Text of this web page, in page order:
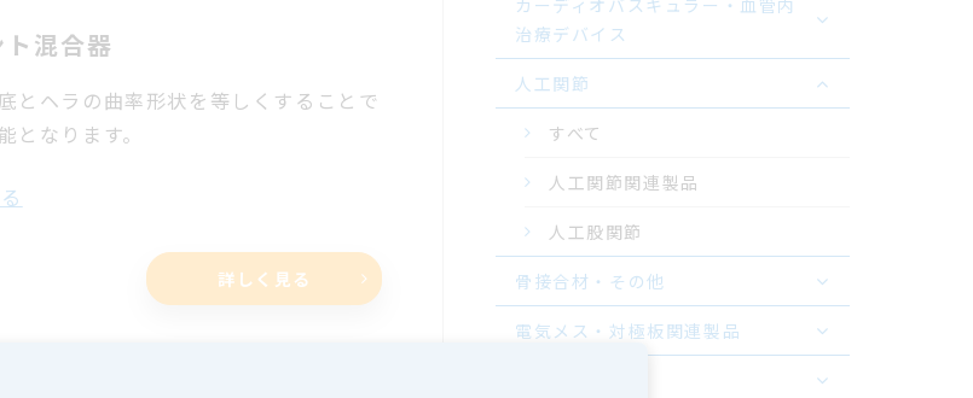
混合器
とヘラの曲率形状を等しくすることで
となります。
詳しく見る
カーディオバスキュラー・血管内
治療デバイス
人工関節
すべて
人工関節関連製品
人工股関節
骨接合材・その他
電気メス・対極板関連製品